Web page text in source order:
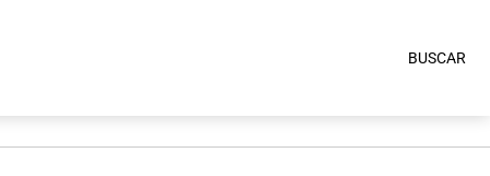
BUSCAR